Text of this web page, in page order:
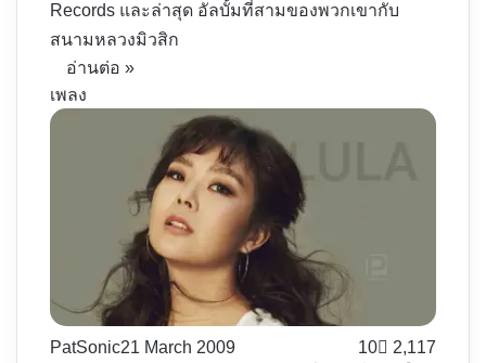
Records และล่าสุด อัลบั้มที่สามของพวกเขากับ
สนามหลวงมิวสิก
อ่านต่อ »
เพลง
PatSonic21 March 2009 10 2,117